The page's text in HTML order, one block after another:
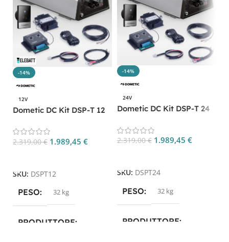
-14%
12V
Dometic DC Kit DSP-T 12
2.319,00€ 1.989,45 €
SKU: DSPT12
PESO 32 kg
PRODUTTORE
-14%
24V
Dometic DC Kit DSP-T 24
2.319,00€ 1.989,45 €
SKU: DSPT24
PESO 32 kg
PRODUTTORE